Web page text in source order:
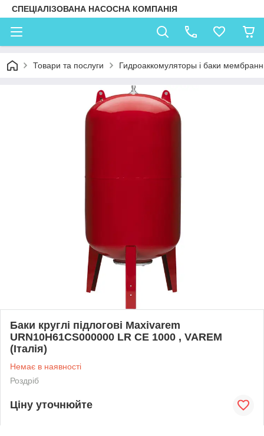
СПЕЦІАЛІЗОВАНА НАСОСНА КОМПАНІЯ
Товари та послуги Гидроаккомуляторы і баки
Баки круглі підлогові Maxivarem
URN10H61CS000000 LR CE 1000 , VAREM
(Італія)
Немає в наявності
Роздріб
Ціну уточнюйте